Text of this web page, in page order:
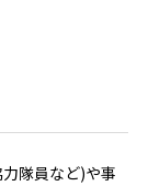
隊員など)や事